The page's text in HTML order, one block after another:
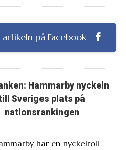
artikeln på Facebook
Hammarby nyckeln
Sveriges plats på
nationsrankingen
har en nyckelroll